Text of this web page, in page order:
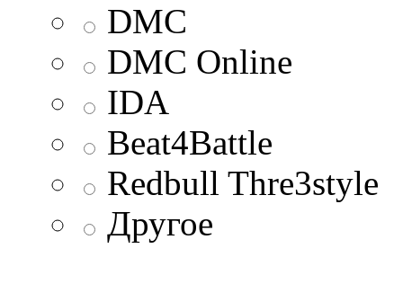
DMC
DMC Online
IDA
Beat4Battle
Redbull Thre3style
Другое